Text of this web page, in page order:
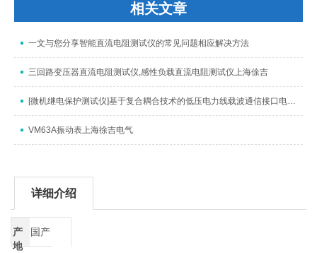
相关文章
一文与您分享智能直流电阻测试仪的常见问题相应解决方法
三回路变压器直流电阻测试仪,感性负载直流电阻测试仪上海俆吉
[微机继电保护测试仪]基于复合耦合技术的低压电力线载波通信接口电路设计
VM63A振动表上海徐吉电气
详细介绍
产
地
国产